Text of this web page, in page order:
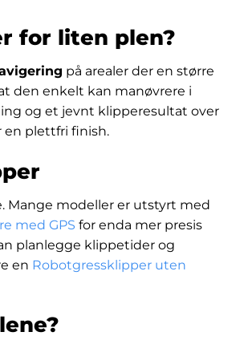
for liten plen?
på arealer der en større
den enkelt kan manøvrere i
og et jevnt klipperesultat over
en plettfri finish.
Mange modeller er utstyrt med
med GPS for enda mer presis
planlegge klippetider og
en Robotgressklipper uten